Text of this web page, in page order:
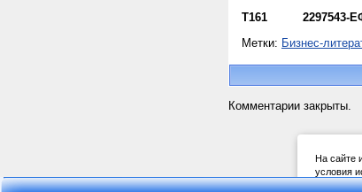
На сайте
условия
The site
Т161 2297543-
Метки: Бизнес-
Комментарии закрыты.